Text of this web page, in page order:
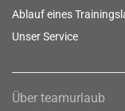
Ablauf eines
Unser Service
Über teamurlaub